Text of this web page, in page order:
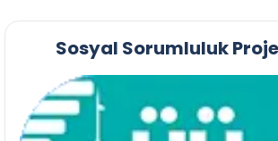
Sosyal Sorumluluk